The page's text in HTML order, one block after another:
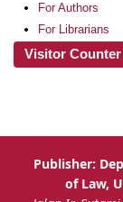
For Authors
For Librarians
Visitor Counter